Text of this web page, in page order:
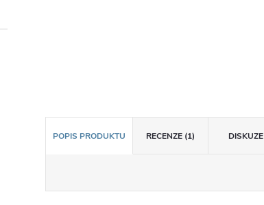
POPIS PRODUKTU RECENZE (1) DISKUZE